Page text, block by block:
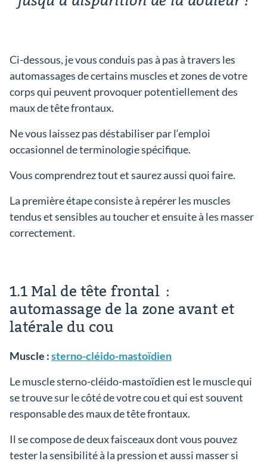
Ci-dessous, je vous conduis pas à pas à travers les
automassages de certains muscles et zones de votre
corps qui peuvent provoquer potentiellement des
maux de tête frontaux.
Ne vous laissez pas déstabiliser par l‘emploi
occasionnel de terminologie spécifique.
Vous comprendrez tout et saurez aussi quoi faire.
La première étape consiste à repérer les muscles
tendus et sensibles au toucher et ensuite à les masser
correctement.
1.1 Mal de tête frontal :
automassage de la zone avant et
latérale du cou
Muscle :sterno-cléido-mastoïdien
Le muscle sterno-cléido-mastoïdien est le muscle qui
se trouve sur le côté de votre cou et qui est souvent
responsable des maux de tête frontaux.
Il se compose de deux faisceaux dont vous pouvez
tester la sensibilité à la pression et aussi masser si